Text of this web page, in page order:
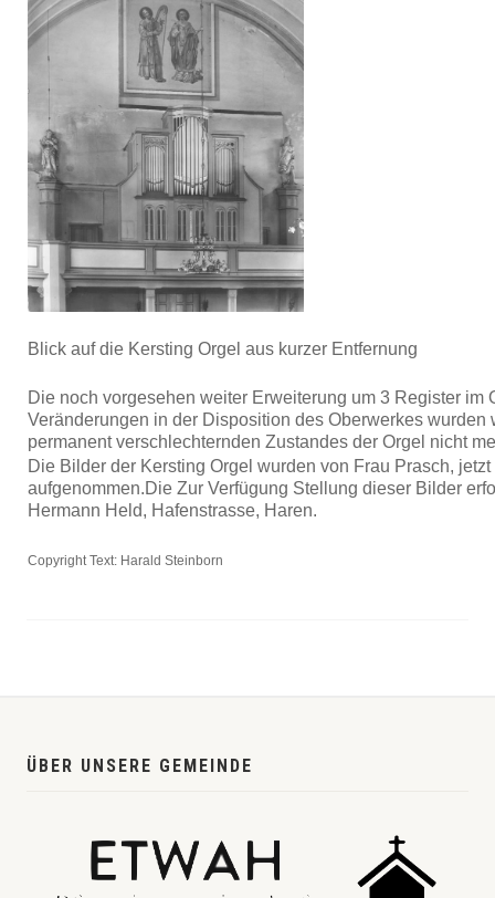
Blick auf die Kersting Orgel aus kurzer Entfernung
Die noch vorgesehen weiter Erweiterung um 3 Register im
Veränderungen in der Disposition des Oberwerkes wurden
permanent verschlechternden Zustandes der Orgel nicht
Die Bilder der Kersting Orgel wurden von Frau Prasch,
aufgenommen.Die Zur Verfügung Stellung dieser Bilder
Hermann Held, Hafenstrasse, Haren.
Copyright Text: Harald Steinborn
ÜBER UNSERE GEMEINDE